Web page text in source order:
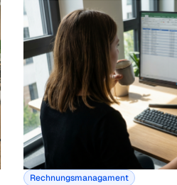
Rechnungsmanagament